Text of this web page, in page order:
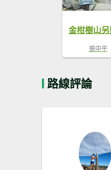
張中平
路線評論